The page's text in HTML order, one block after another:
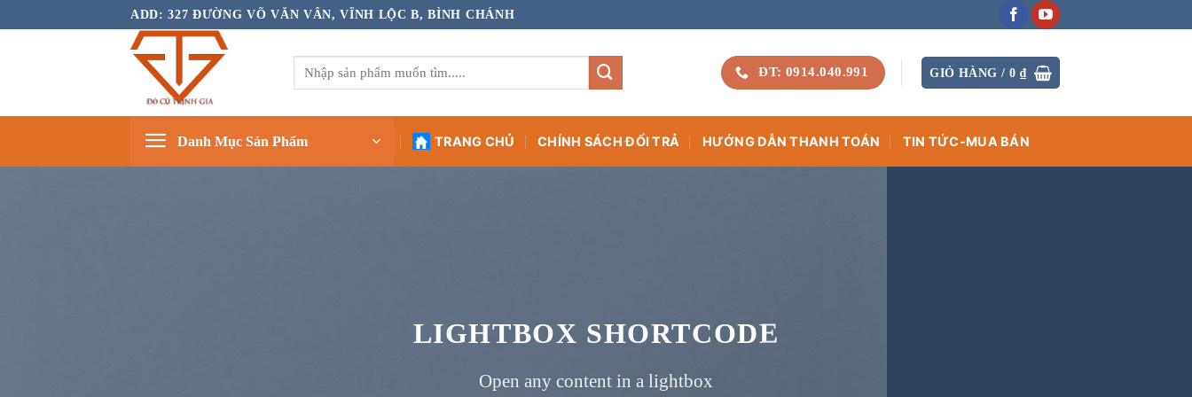
ADD: 327 ĐƯỜNG VÕ VĂN VÂN, VĨNH LỘC B, BÌNH CHÁNH
kiếm:
ĐT: 0914.040.991 GIỎ HÀNG /0 ₫
Danh Mục Sản Phẩm TRANG CHỦ CHÍNH SÁCH ĐỔI TRẢ HƯỚNG DẪN THANH TOÁN TIN TỨC-MUA BÁN
LIGHTBOX SHORTCODE
Open any content in a lightbox